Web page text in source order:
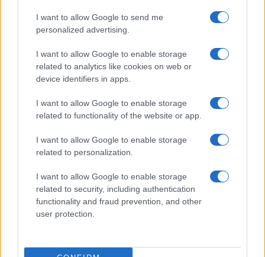
I want to allow Google to send me
personalized advertising.
I want to allow Google to enable storage
related to analytics like cookies on web or
device identifiers in apps.
I want to allow Google to enable storage
related to functionality of the website or app.
I want to allow Google to enable storage
related to personalization.
I want to allow Google to enable storage
related to security, including authentication
functionality and fraud prevention, and other
user protection.
pred 19 urami
Izklop elektrike: 424. Nadzorništvo Vuzenica - Območje Orlice
Izklop elektrike: 429. Nadzorništvo Ravne - Območje Prevalje
Prisoje
Izklop elektrike: 421. Nadzorništvo Ravne - Območje Podkraj
pred 19 urami
Dopustniška drama: Policija pričakala letalo s Korošico po
pristanku
Tragedija v Vuhredu: Po umoru 36-letne ženske policija
3
nogometa: Del sodniške ekipe za finale svetovnega